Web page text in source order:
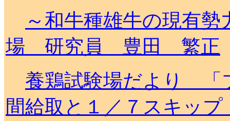
～和牛種雄牛の現有
場 研究員 豊田 繁正
養鶏試験場だより 「
間給取と１／７スキッ